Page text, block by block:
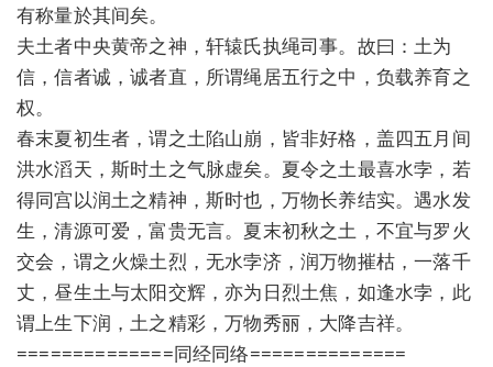
有称量於其间矣。
夫土者中央黄帝之神，轩辕氏执绳司事。故曰：土为
信，信者诚，诚者直，所谓绳居五行之中，负载养育之
权。
春末夏初生者，谓之土陷山崩，皆非好格，盖四五月间
洪水滔天，斯时土之气脉虚矣。夏令之土最喜水孛，若
得同宫以润土之精神，斯时也，万物长养结实。遇水发
生，清源可爱，富贵无言。夏末初秋之土，不宜与罗火
交会，谓之火燥土烈，无水孛济，润万物摧枯，一落千
丈，昼生土与太阳交辉，亦为日烈土焦，如逢水孛，此
谓上生下润，土之精彩，万物秀丽，大降吉祥。
==============同经同络==============